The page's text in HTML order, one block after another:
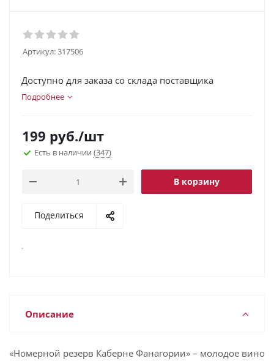
Артикул:317506
Доступно для заказа со склада поставщика
Подробнее
199 руб./шт
Есть в наличии (347)
В корзину
Поделиться
.
Описание
«Номерной резерв Каберне Фанагории» – молодое вино